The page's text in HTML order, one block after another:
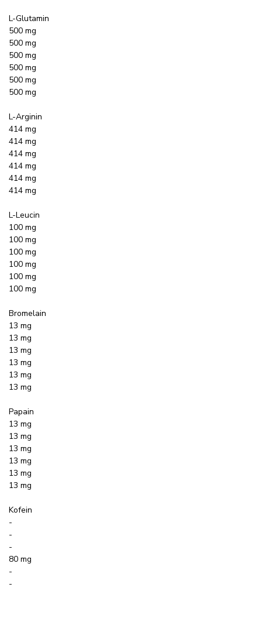
L-Glutamin
500 mg
500 mg
500 mg
500 mg
500 mg
500 mg
L-Arginin
414 mg
414 mg
414 mg
414 mg
414 mg
414 mg
L-Leucin
100 mg
100 mg
100 mg
100 mg
100 mg
100 mg
Bromelain
13 mg
13 mg
13 mg
13 mg
13 mg
13 mg
Papain
13 mg
13 mg
13 mg
13 mg
13 mg
13 mg
Kofein
-
-
-
80 mg
-
-